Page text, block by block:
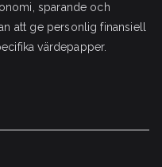
sparande och
att ge personlig finansiell
värdepapper.